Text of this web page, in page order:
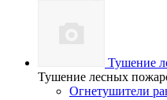
Тушение
Тушение лесных
Огнетушители